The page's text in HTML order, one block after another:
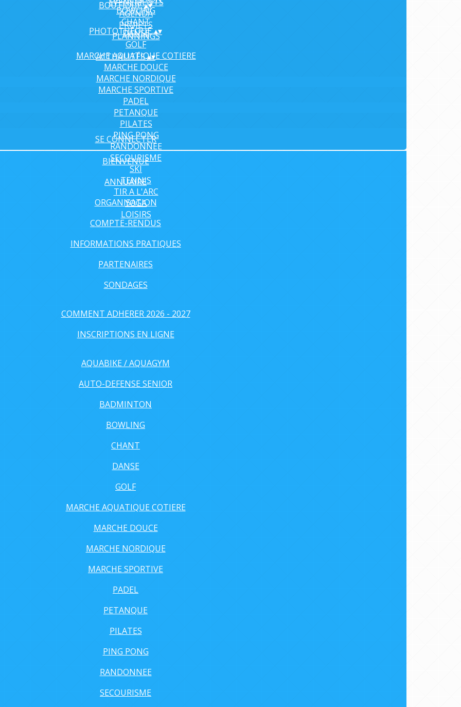
BOWLING
CHANT
DANSE
GOLF
MARCHE AQUATIQUE COTIERE
MARCHE DOUCE
MARCHE NORDIQUE
MARCHE SPORTIVE
PADEL
PETANQUE
PILATES
PING PONG
RANDONNEE
SECOURISME
SKI
TENNIS
TIR A L'ARC
YOGA
LOISIRS
AGENDA
PROJETS
PLANNINGS
BOUTIQUE▴▾
PHOTOTHÈQUE▴▾
ACTUALITÉS▴▾
SE CONNECTER
BIENVENUE
ANNUAIRE
ORGANISATION
COMPTE-RENDUS
INFORMATIONS PRATIQUES
PARTENAIRES
SONDAGES
COMMENT ADHERER 2026 - 2027
INSCRIPTIONS EN LIGNE
AQUABIKE / AQUAGYM
AUTO-DEFENSE SENIOR
BADMINTON
BOWLING
CHANT
DANSE
GOLF
MARCHE AQUATIQUE COTIERE
MARCHE DOUCE
MARCHE NORDIQUE
MARCHE SPORTIVE
PADEL
PETANQUE
PILATES
PING PONG
RANDONNEE
SECOURISME